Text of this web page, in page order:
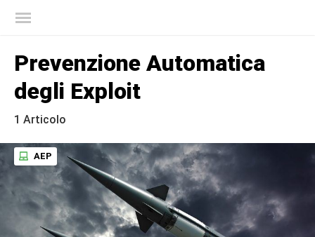
Prevenzione Automatica
degli Exploit
1 Articolo
AEP